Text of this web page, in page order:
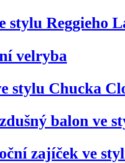
stylu Reggieho
velryba
stylu Chucka
balon ve
zajíček ve